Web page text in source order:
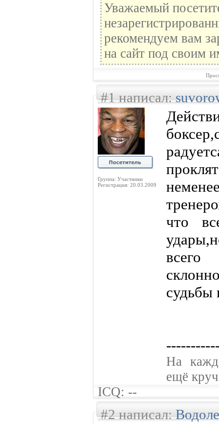
Уважаемый
рекомендуем вам
на сайт под своим
#1 написал:
Группа: Участники
Регистрация: 20.03.2009
что
На
ещё
ICQ: --
#2 написал: